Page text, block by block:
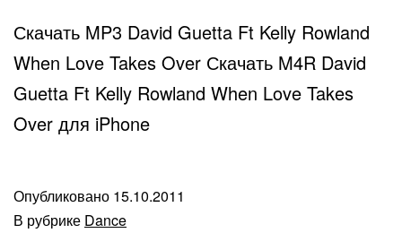
Скачать MP3 David Guetta Ft Kelly Rowland
When Love Takes Over Скачать M4R David
Guetta Ft Kelly Rowland When Love Takes
Over для iPhone
Опубликовано 15.10.2011
В рубрике Dance